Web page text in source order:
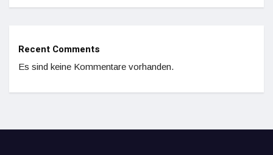
Recent Comments
Es sind keine Kommentare vorhanden.